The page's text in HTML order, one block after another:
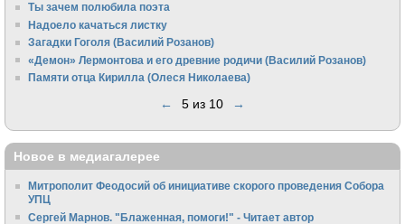
Ты зачем полюбила поэта
Надоело качаться листку
Загадки Гоголя (Василий Розанов)
«Демон» Лермонтова и его древние родичи (Василий Розанов)
Памяти отца Кирилла (Олеся Николаева)
← 5 из 10 →
Новое в медиагалерее
Митрополит Феодосий об инициативе скорого проведения Собора
УПЦ
Сергей Марнов. "Блаженная, помоги!" - Читает автор